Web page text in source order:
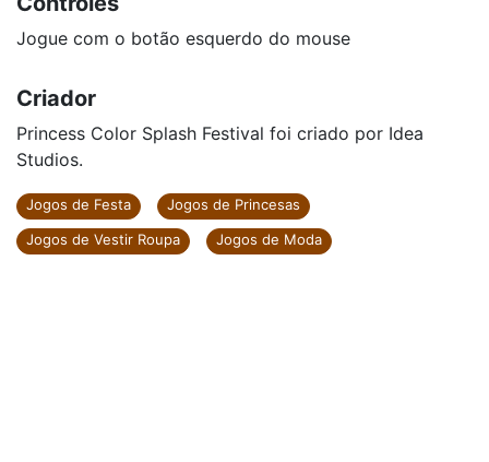
Jogue com o botão esquerdo do mouse
Criador
Princess Color Splash Festival foi criado por Idea
Studios.
Jogos de Festa
Jogos de Princesas
Jogos de Vestir Roupa
Jogos de Moda